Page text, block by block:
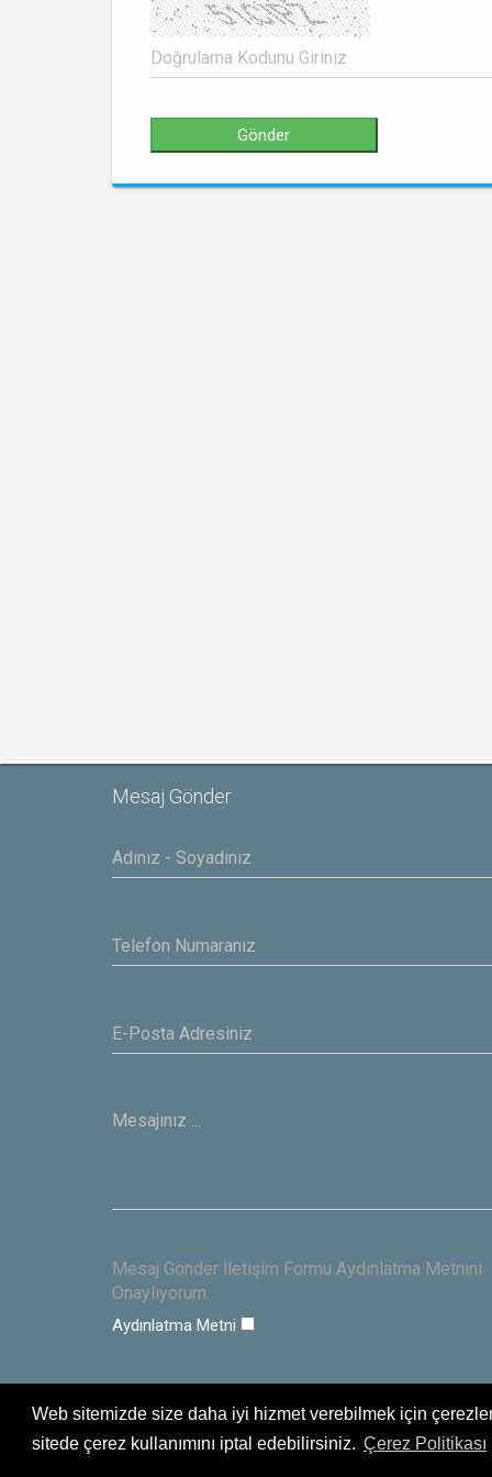
Web sitemizde size daha iyi hizmet verebilmek için
sitede çerez kullanımını iptal edebilirsiniz. Çerez Politikası
Mesaj Gönder
Mesaj Gönder İletişim Formu Aydınlatma Metnini
Onaylıyorum.
Aydınlatma Metni
Yasar